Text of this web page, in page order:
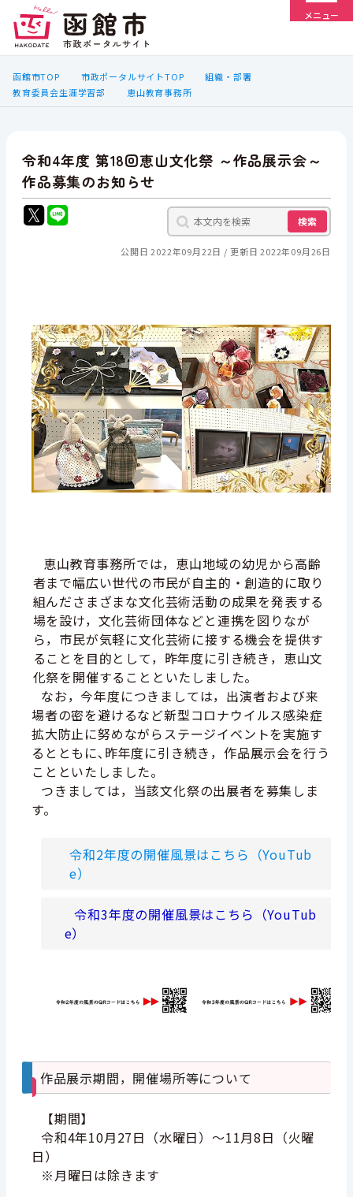
メニュー
函館市TOP 市政ポータルサイトTOP
組織・部署
教育委員会生涯学習部
恵山教育事務所
令和4年度 第18回恵山文化祭 ～作品展示会～
作品募集のお知らせ
検索
公開日 2022年09月22日 更新日 2022年09月26日
恵山教育事務所では，恵山地域の幼児から高齢
者まで幅広い世代の市民が自主的・創造的に取り
組んださまざまな文化芸術活動の成果を発表する
場を設け， 文化芸術団体などと連携を図りなが
ら，市民が気軽に文化芸術に接する機会を提供す
ることを目的として，昨年度に引き続き，恵山文
化祭を開催することといたしました。
なお，今年度につきましては，出演者および来
場者の密を避けるなど新型コロナウイルス感染症
拡大防止に努めながらステージイベントを実施す
るとともに､昨年度に引き続き，作品展示会を行う
ことといたしました。
つきましては，当該文化祭の出展者を募集しま
す。
令和2年度の開催風景はこちら（YouTub
e）
令和3年度の開催風景はこちら（YouTub
e）
作品展示期間，開催場所等について
【期間】
令和4年10月27日（水曜日）～11月8日（火曜
日）
※月曜日は除きます